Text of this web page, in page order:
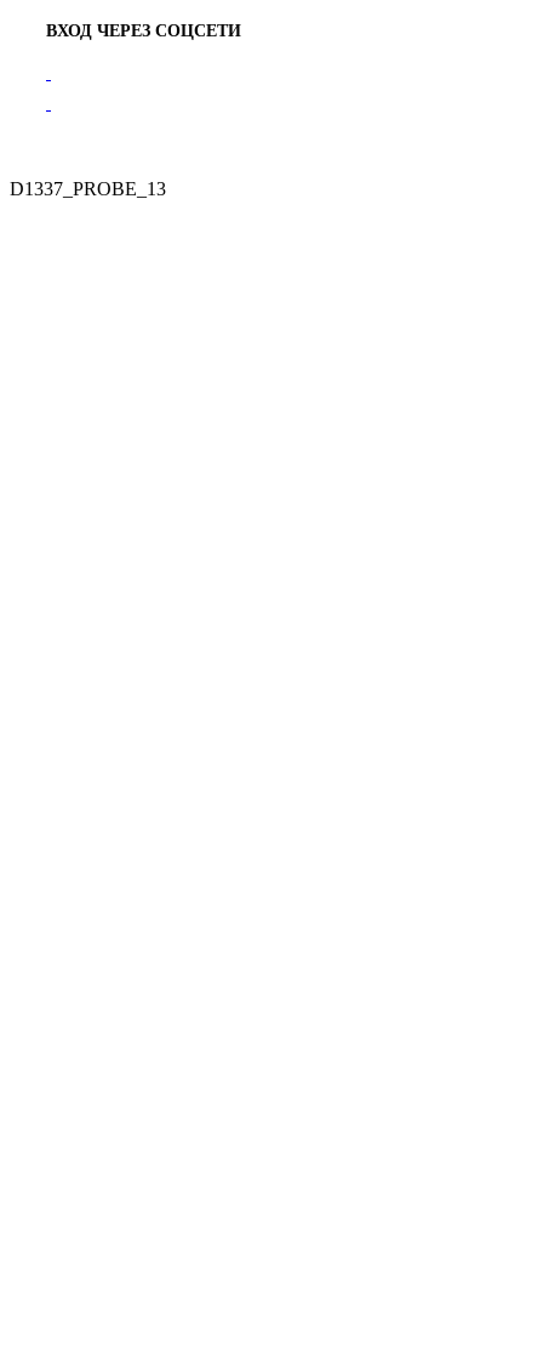
ВХОД ЧЕРЕЗ СОЦСЕТИ